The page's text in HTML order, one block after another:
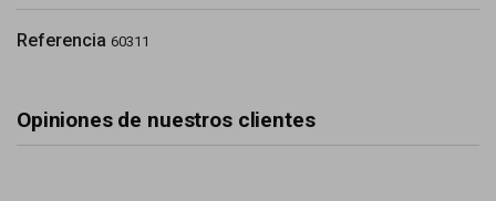
Referencia 60311
Opiniones de nuestros clientes